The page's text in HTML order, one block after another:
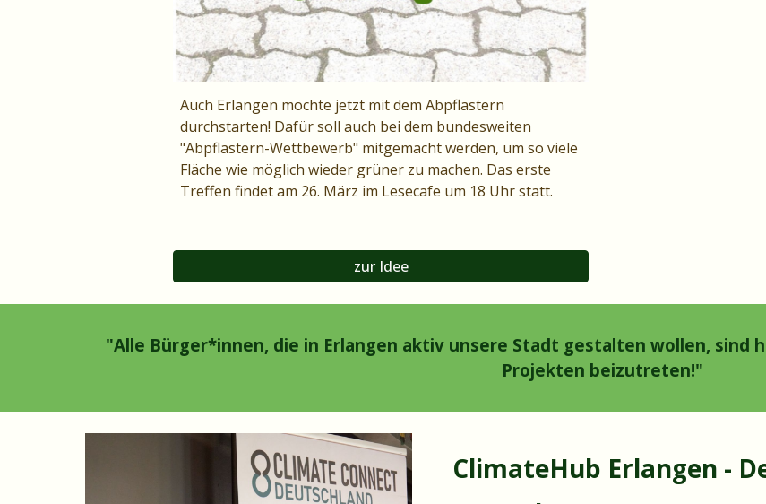
Auch Erlangen möchte jetzt mit dem Abpflastern
durchstarten! Dafür soll auch bei dem bundesweiten
"Abpflastern-Wettbewerb" mitgemacht werden, um so viele
Fläche wie möglich wieder grüner zu machen. Das erste
Treffen findet am 26. März im Lesecafe um 18 Uhr statt.
zur Idee
"Alle Bürger*innen, die in Erlangen aktiv unsere Stadt gestalten wollen, sind
Projekten beizutreten!"
ClimateHub Erlangen -